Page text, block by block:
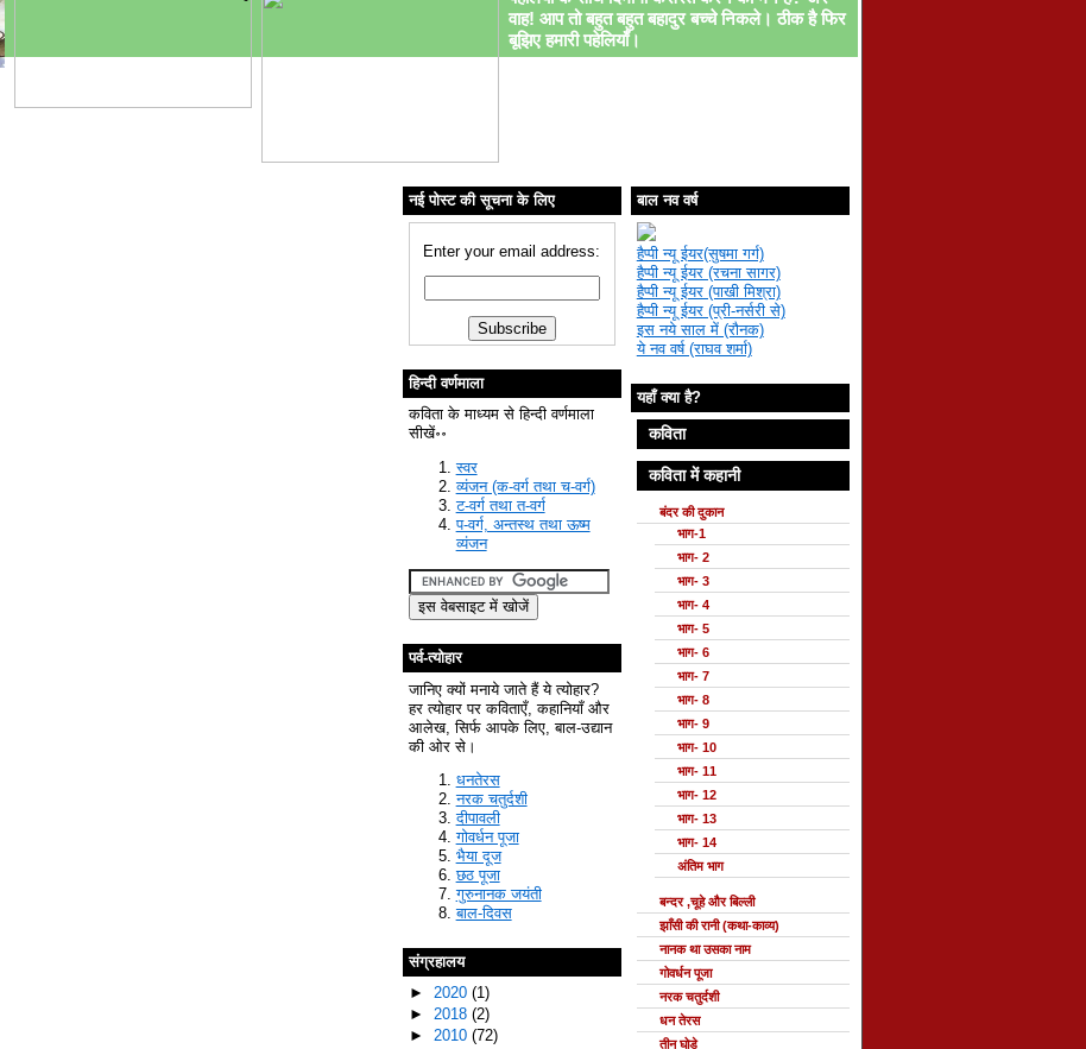
वाह! आप तो बहुत बहुत बहादुर बच्चे निकले। ठीक है फिर
बूझिए हमारी पहेलियाँ।
नई पोस्ट की सूचना के लिए
Enter your email address:
हिन्दी वर्णमाला
कविता के माध्यम से हिन्दी वर्णमाला
सीखें॰॰
स्वर
व्यंजन (क-वर्ग तथा च-वर्ग)
ट-वर्ग तथा त-वर्ग
प-वर्ग, अन्तस्थ तथा ऊष्म
व्यंजन
पर्व-त्योहार
जानिए क्यों मनाये जाते हैं ये त्योहार?
हर त्योहार पर कविताएँ, कहानियाँ और
आलेख, सिर्फ आपके लिए, बाल-उद्यान
की ओर से।
धनतेरस
नरक चतुर्दशी
दीपावली
गोवर्धन पूजा
भैया दूज
छठ पूजा
गुरुनानक जयंती
बाल-दिवस
संग्रहालय
► 2020 (1)
► 2018 (2)
► 2010 (72)
बाल नव वर्ष
हैप्पी न्यू ईयर(सुषमा गर्ग)
हैप्पी न्यू ईयर (रचना सागर)
हैप्पी न्यू ईयर (पाखी मिश्रा)
हैप्पी न्यू ईयर (प्री-नर्सरी से)
इस नये साल में (रौनक)
ये नव वर्ष (राघव शर्मा)
यहाँ क्या है?
कविता
कविता में कहानी
बंदर की दुकान
भाग-1
भाग- 2
भाग- 3
भाग- 4
भाग- 5
भाग- 6
भाग- 7
भाग- 8
भाग- 9
भाग- 10
भाग- 11
भाग- 12
भाग- 13
भाग- 14
अंतिम भाग
बन्दर ,चूहे और बिल्ली
झाँसी की रानी (कथा-काव्य)
नानक था उसका नाम
गोवर्धन पूजा
नरक चतुर्दशी
धन तेरस
तीन घोड़े